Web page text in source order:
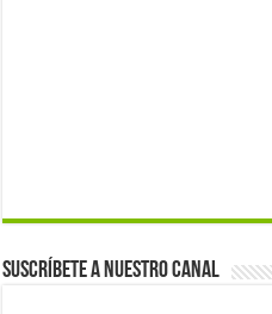
Suscríbete a nuestro canal